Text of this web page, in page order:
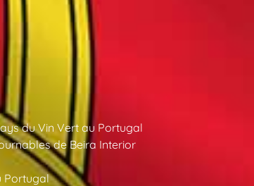
du Vin Vert au Portugal
de Beira Interior
Portugal